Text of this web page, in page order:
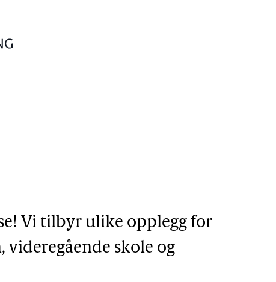
Vi tilbyr ulike opplegg for
skole og